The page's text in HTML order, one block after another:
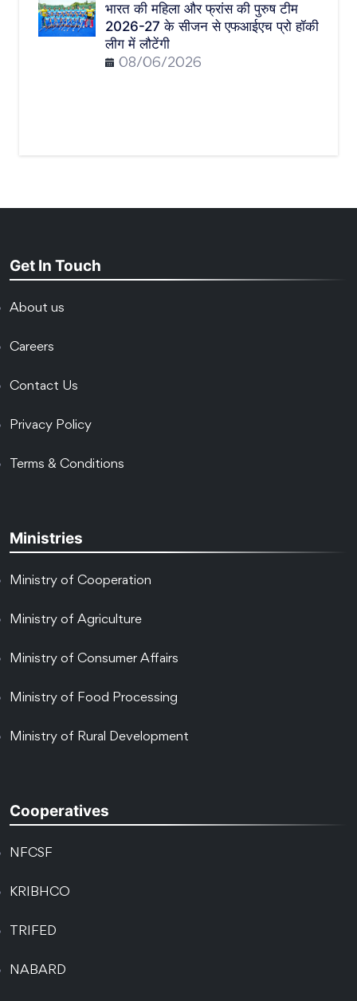
भारत की महिला और फ्रांस की पुरुष टीम
2026-27 के सीजन से एफआईएच प्रो हॉकी
लीग में लौटेंगी
08/06/2026
Get In Touch
About us
Careers
Contact Us
Privacy Policy
Terms & Conditions
Ministries
Ministry of Cooperation
Ministry of Agriculture
Ministry of Consumer Affairs
Ministry of Food Processing
Ministry of Rural Development
Cooperatives
NFCSF
KRIBHCO
TRIFED
NABARD